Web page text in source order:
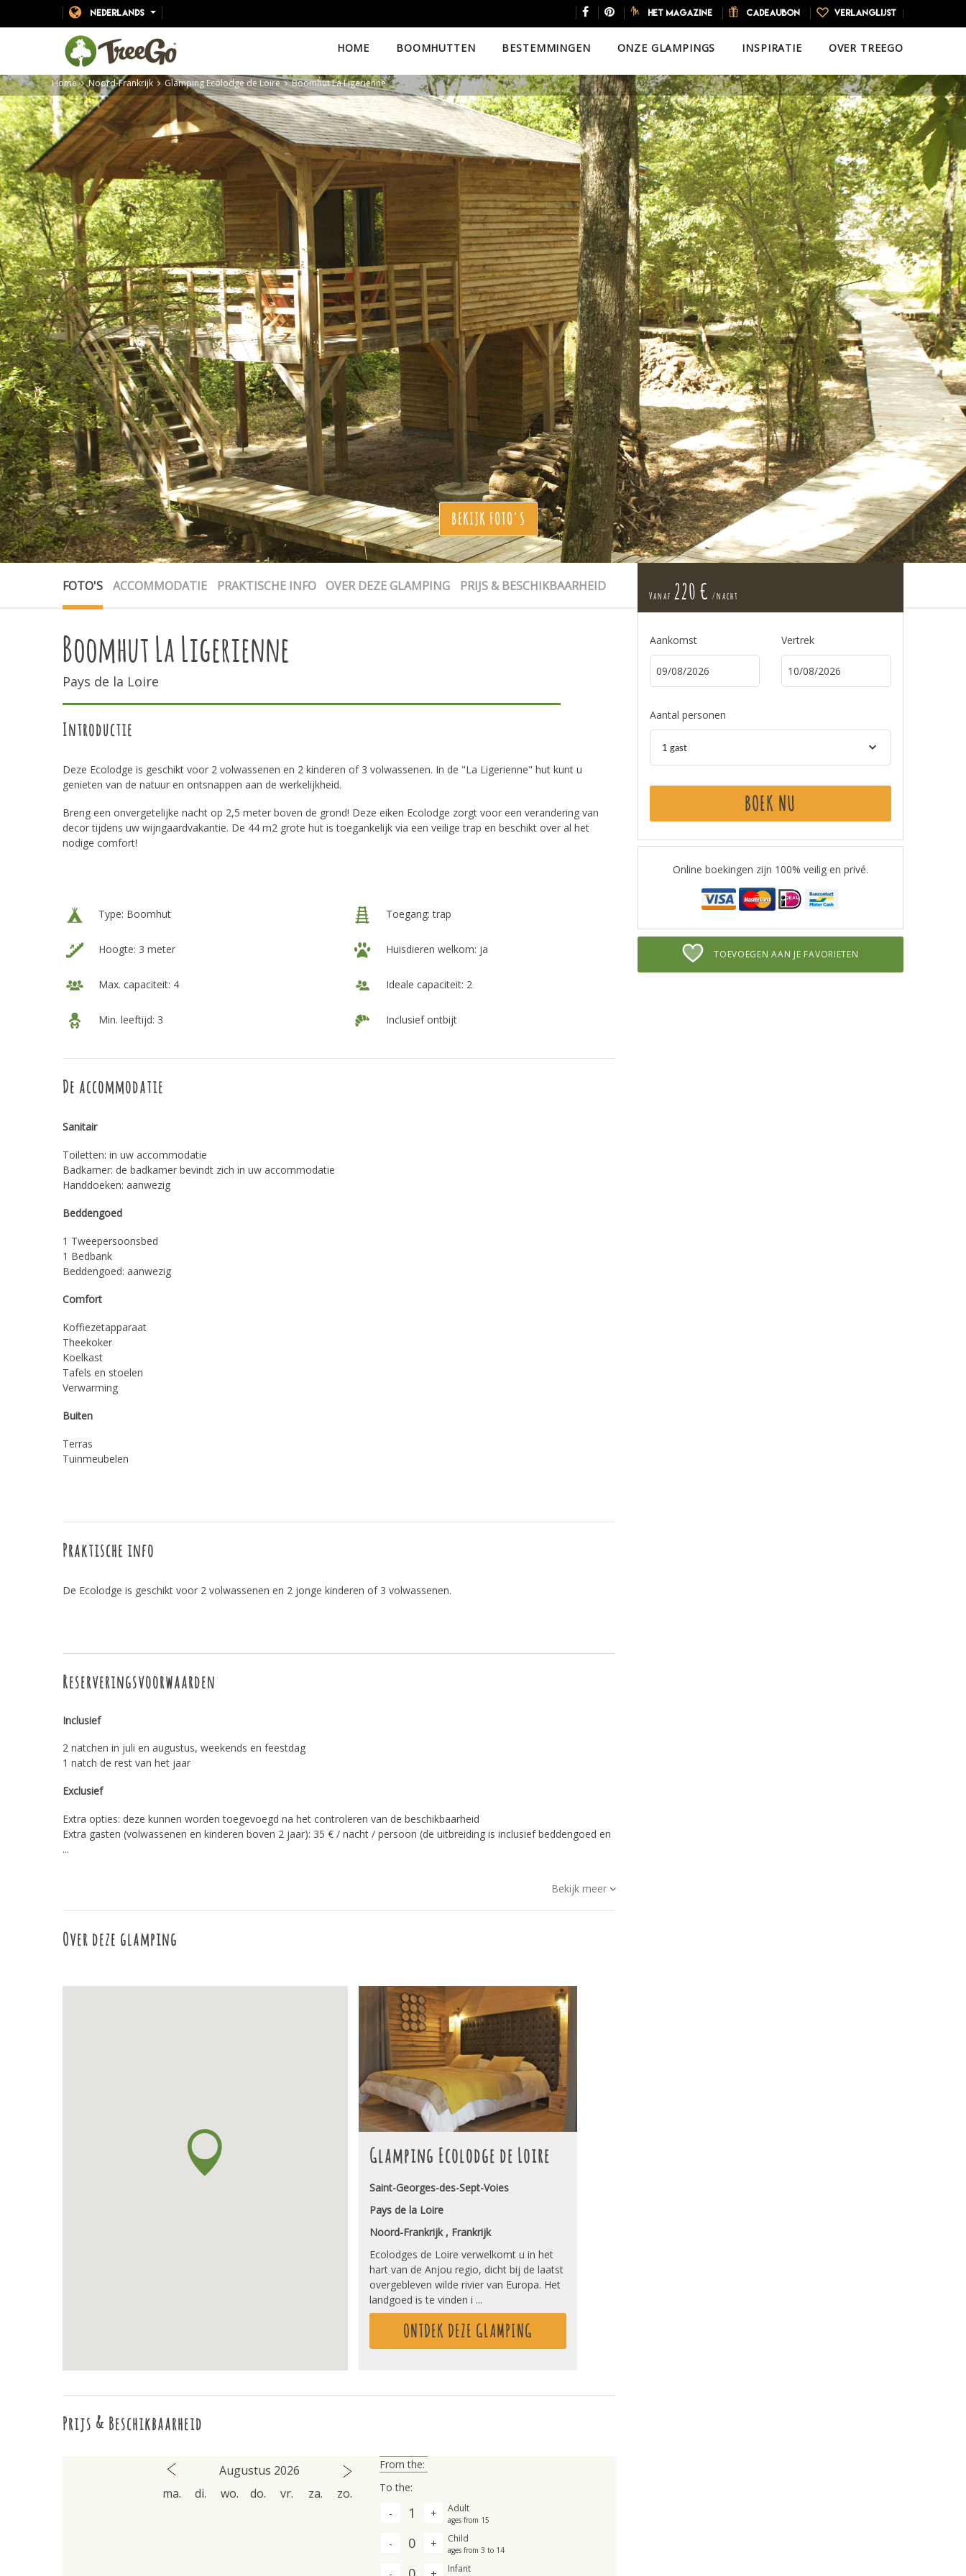
NEDERLANDS HET MAGAZINE CADEAUBON VERLANGLIJST
HOME BOOMHUTTEN BESTEMMINGEN ONZE GLAMPINGS INSPIRATIE OVER TREEGO
Home Noord-Frankrijk Glamping Ecolodge de Loire Boomhut La Ligerienne
BEKIJK FOTO'S
FOTO'S ACCOMMODATIE PRAKTISCHE INFO OVER DEZE GLAMPING PRIJS & BESCHIKBAARHEID
Boomhut La Ligerienne
Pays de la Loire
Introductie
Deze Ecolodge is geschikt voor 2 volwassenen en 2 kinderen of 3 volwassenen. In de "La Ligerienne" hut kunt u
genieten van de natuur en ontsnappen aan de werkelijkheid.
Breng een onvergetelijke nacht op 2,5 meter boven de grond! Deze eiken Ecolodge zorgt voor een verandering van
decor tijdens uw wijngaardvakantie. De 44 m2 grote hut is toegankelijk via een veilige trap en beschikt over al het
nodige comfort!
Type: Boomhut Toegang: trap
Hoogte: 3 meter Huisdieren welkom: ja
Max. capaciteit: 4 Ideale capaciteit: 2
Min. leeftijd: 3 Inclusief ontbijt
De accommodatie
Sanitair
Toiletten: in uw accommodatie
Badkamer: de badkamer bevindt zich in uw accommodatie
Handdoeken: aanwezig
Beddengoed
1 Tweepersoonsbed
1 Bedbank
Beddengoed: aanwezig
Comfort
Koffiezetapparaat
Theekoker
Koelkast
Tafels en stoelen
Verwarming
Buiten
Terras
Tuinmeubelen
Praktische info
De Ecolodge is geschikt voor 2 volwassenen en 2 jonge kinderen of 3 volwassenen.
Reserveringsvoorwaarden
Inclusief
2 natchen in juli en augustus, weekends en feestdag
1 natch de rest van het jaar
Exclusief
Extra opties: deze kunnen worden toegevoegd na het controleren van de beschikbaarheid
Extra gasten (volwassenen en kinderen boven 2 jaar): 35 € / nacht / persoon (de uitbreiding is inclusief beddengoed en
...
Bekijk meer
Over deze glamping
Glamping Ecolodge de Loire
Saint-Georges-des-Sept-Voies
Pays de la Loire
Noord-Frankrijk , Frankrijk
Ecolodges de Loire verwelkomt u in het
hart van de Anjou regio, dicht bij de laatst
overgebleven wilde rivier van Europa. Het
landgoed is te vinden i ...
ONTDEK DEZE GLAMPING
Prijs & Beschikbaarheid
Augustus 2026
ma.
di. wo. do. vr. za. zo.
From the:
To the:
-
1 + Adult
ages from 15
- 0 + Child
ages from 3 to 14
- + Infant
Vanaf 220 € /nacht
Aankomst Vertrek
Aantal personen
1 gast
BOEK NU
Online boekingen zijn 100% veilig en privé.
TOEVOEGEN AAN JE FAVORIETEN